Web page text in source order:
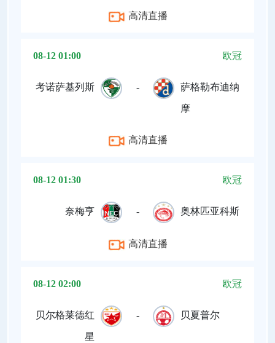
高清直播
08-12 01:00 欧冠
考诺萨基列斯 - 萨格勒布迪纳
摩
高清直播
08-12 01:30 欧冠
奈梅亨 - 奥林匹亚科斯
高清直播
08-12 02:00 欧冠
贝尔格莱德红
星
- 贝夏普尔